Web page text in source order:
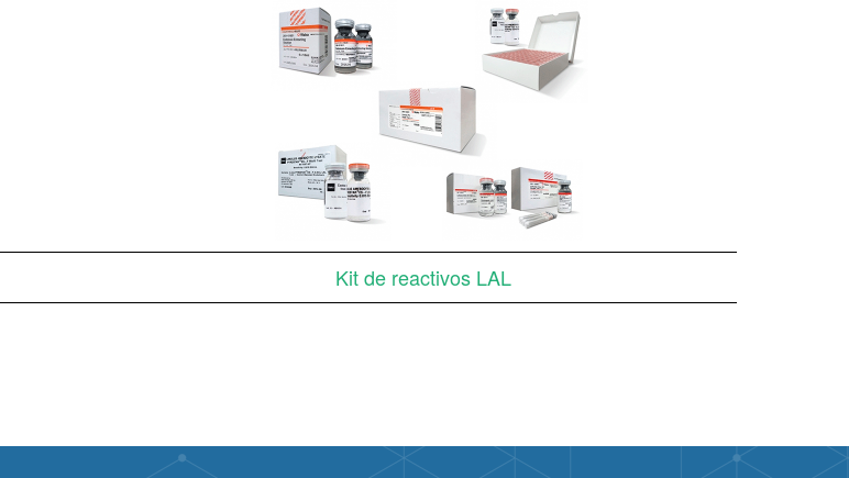
Kit de reactivos LAL